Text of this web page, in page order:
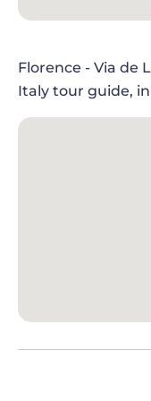
Accedi alla
architettoniche
Ripercorri la sua
ammira opere
Paolo Uccello
SALI SULLA
Florence - Via de
Italy tour guide,